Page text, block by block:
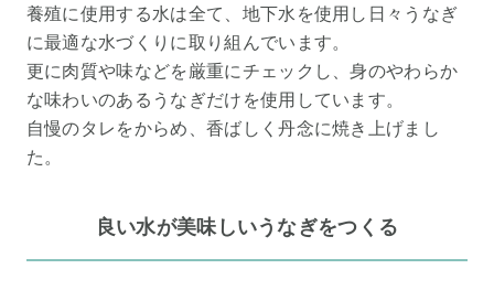
養殖に使用する水は全て、地下水を使用し日々うなぎ
に最適な水づくりに取り組んでいます。
更に肉質や味などを厳重にチェックし、身のやわらか
な味わいのあるうなぎだけを使用しています。
自慢のタレをからめ、香ばしく丹念に焼き上げまし
た。
良い水が美味しいうなぎをつくる